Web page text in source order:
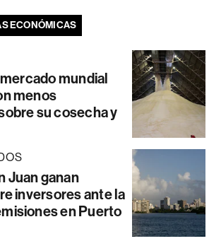
ECONÓMICAS
mundial
menos
su cosecha y
Juan ganan
inversores ante la
en Puerto